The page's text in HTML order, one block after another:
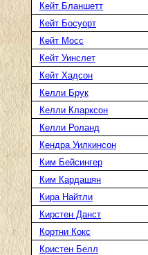
Кейт Бланшетт
Кейт Босуорт
Кейт Мосс
Кейт Уинслет
Кейт Хадсон
Келли Брук
Келли Кларксон
Келли Роланд
Кендра Уилкинсон
Ким Бейсингер
Ким Кардашян
Кира Найтли
Кирстен Данст
Кортни Кокс
Кристен Белл